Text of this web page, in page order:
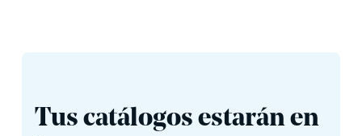
Tus catálogos estarán en